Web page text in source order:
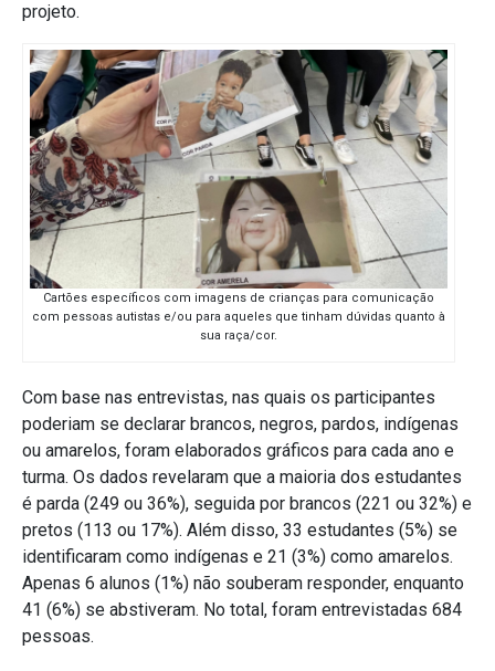
projeto.
Cartões específicos com imagens de crianças para comunicação
com pessoas autistas e/ou para aqueles que tinham dúvidas quanto à
sua raça/cor.
Com base nas entrevistas, nas quais os participantes
poderiam se declarar brancos, negros, pardos, indígenas
ou amarelos, foram elaborados gráficos para cada ano e
turma. Os dados revelaram que a maioria dos estudantes
é parda (249 ou 36%), seguida por brancos (221 ou 32%) e
pretos (113 ou 17%). Além disso, 33 estudantes (5%) se
identificaram como indígenas e 21 (3%) como amarelos.
Apenas 6 alunos (1%) não souberam responder, enquanto
41 (6%) se abstiveram. No total, foram entrevistadas 684
pessoas.